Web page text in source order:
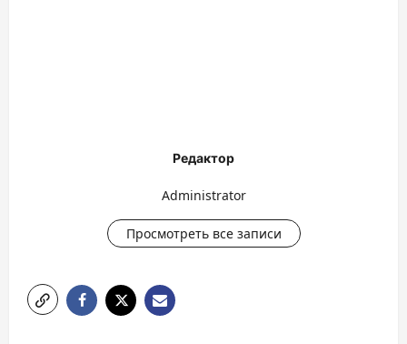
Редактор
Administrator
Просмотреть все записи